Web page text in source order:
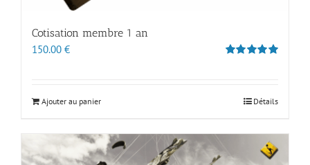
Cotisation membre 1 an
150.00 €
Ajouter au panier Détails